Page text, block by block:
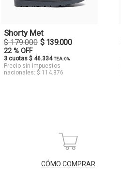
Shorty Met
$ 179.000 $ 139.000
22 % OFF
3 cuotas $ 46.334TEA: 0%
Precio sin impuestos
nacionales: $ 114.876
CÓMO COMPRAR